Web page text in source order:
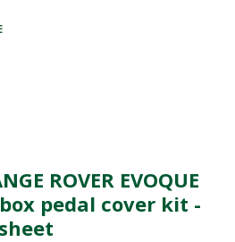
ROVER EVOQUE
pedal cover kit -